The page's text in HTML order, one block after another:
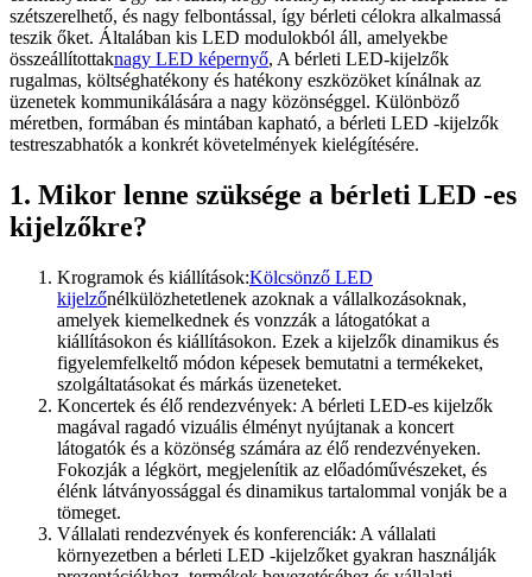
szétszerelhető, és nagy felbontással, így bérleti célokra alkalmassá
teszik őket. Általában kis LED modulokból áll, amelyekbe
összeállítottaknagy LED képernyő, A bérleti LED-kijelzők
rugalmas, költséghatékony és hatékony eszközöket kínálnak az
üzenetek kommunikálására a nagy közönséggel. Különböző
méretben, formában és mintában kapható, a bérleti LED -kijelzők
testreszabhatók a konkrét követelmények kielégítésére.
1. Mikor lenne szüksége a bérleti LED -es
kijelzőkre?
Krogramok és kiállítások:Kölcsönző LED
kijelzőnélkülözhetetlenek azoknak a vállalkozásoknak,
amelyek kiemelkednek és vonzzák a látogatókat a
kiállításokon és kiállításokon. Ezek a kijelzők dinamikus és
figyelemfelkeltő módon képesek bemutatni a termékeket,
szolgáltatásokat és márkás üzeneteket.
Koncertek és élő rendezvények: A bérleti LED-es kijelzők
magával ragadó vizuális élményt nyújtanak a koncert
látogatók és a közönség számára az élő rendezvényeken.
Fokozják a légkört, megjelenítik az előadóművészeket, és
élénk látványossággal és dinamikus tartalommal vonják be a
tömeget.
Vállalati rendezvények és konferenciák: A vállalati
környezetben a bérleti LED -kijelzőket gyakran használják